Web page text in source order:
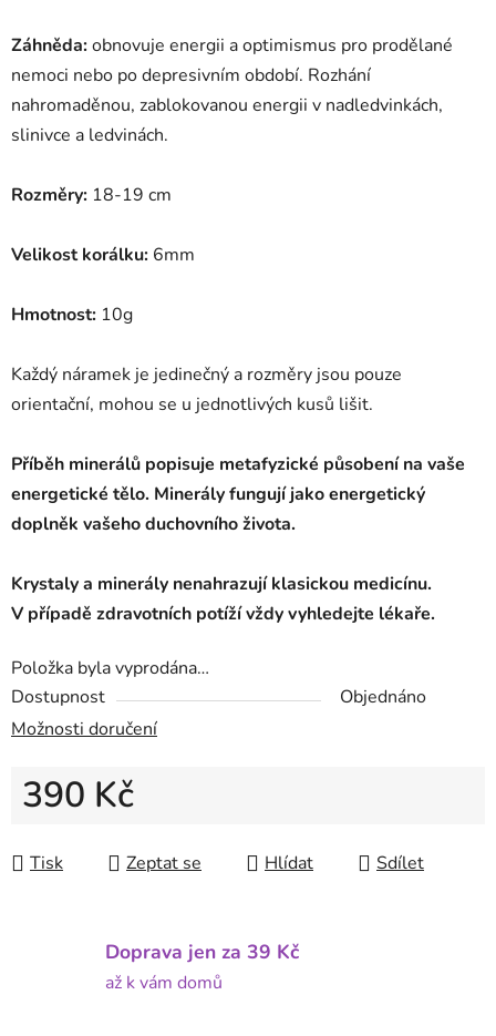
Záhněda:obnovuje energii a optimismus pro prodělané
nemoci nebo po depresivním období. Rozhání
nahromaděnou, zablokovanou energii v nadledvinkách,
slinivce a ledvinách.
Rozměry: 18-19 cm
Velikost korálku: 6mm
Hmotnost: 10g
Každý náramek je jedinečný a rozměry jsou pouze
orientační, mohou se u jednotlivých kusů lišit.
Příběh minerálů popisuje metafyzické působení na vaše
energetické tělo. Minerály fungují jako energetický
doplněk vašeho duchovního života.
Krystaly a minerály nenahrazují klasickou medicínu.
V případě zdravotních potíží vždy vyhledejte lékaře.
Položka byla vyprodána…
Dostupnost
Objednáno
Možnosti doručení
390 Kč
Tisk
Zeptat se Hlídat Sdílet
Doprava jen za 39 Kč
až k vám domů